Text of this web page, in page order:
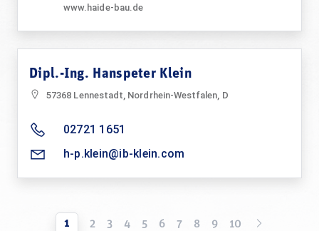
www.haide-bau.de
Dipl.-Ing. Hanspeter Klein
57368 Lennestadt, Nordrhein-Westfalen, D
02721 1651
h-p.klein@ib-klein.com
1 2 3 4 5 6 7 8 9 10